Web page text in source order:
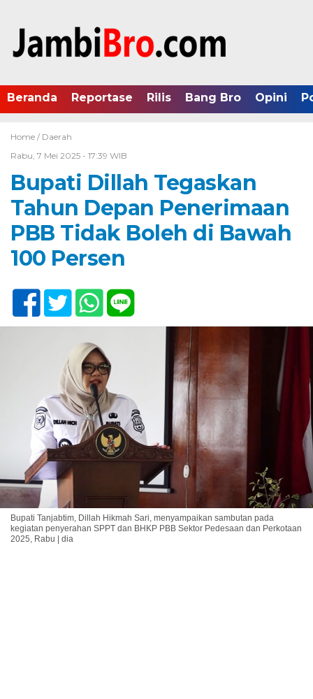
Beranda Reportase Rilis Bang Bro Opini
Home / Daerah
Rabu, 7 Mei 2025 - 17:39 WIB
Bupati Dillah Tegaskan
Tahun Depan Penerimaan
PBB Tidak Boleh di Bawah
100 Persen
Bupati Tanjabtim, Dillah Hikmah Sari, menyampaikan sambutan pada
kegiatan penyerahan SPPT dan BHKP PBB Sektor Pedesaan dan Perkotaan
2025, Rabu | dia